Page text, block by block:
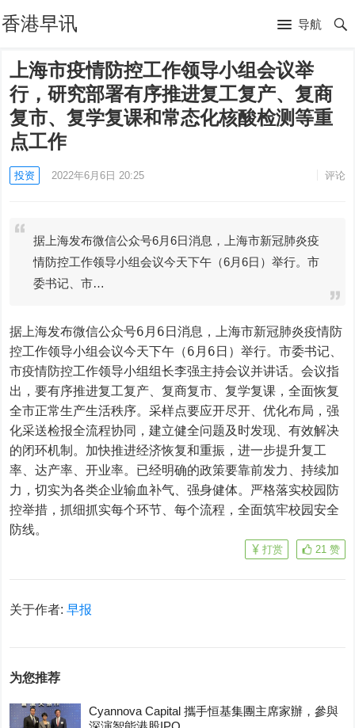
香港早讯 导航
上海市疫情防控工作领导小组会议举
行，研究部署有序推进复工复产、复商
复市、复学复课和常态化核酸检测等重
点工作
投资 2022年6月6日 20:25 评论
据上海发布微信公众号6月6日消息，上海市新冠肺炎疫
情防控工作领导小组会议今天下午（6月6日）举行。市
委书记、市…
据上海发布微信公众号6月6日消息，上海市新冠肺炎疫情防
控工作领导小组会议今天下午（6月6日）举行。市委书记、
市疫情防控工作领导小组组长李强主持会议并讲话。会议指
出，要有序推进复工复产、复商复市、复学复课，全面恢复
全市正常生产生活秩序。采样点要应开尽开、优化布局，强
化采送检报全流程协同，建立健全问题及时发现、有效解决
的闭环机制。加快推进经济恢复和重振，进一步提升复工
率、达产率、开业率。已经明确的政策要靠前发力、持续加
力，切实为各类企业输血补气、强身健体。严格落实校园防
控举措，抓细抓实每个环节、每个流程，全面筑牢校园安全
防线。
21 赞
打赏
关于作者:早报
为您推荐
Cyannova Capital 攜手恒基集團主席家辦，參與